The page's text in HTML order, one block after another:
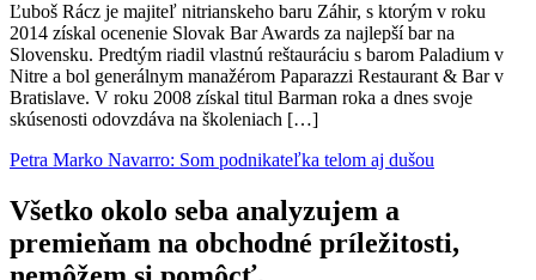
Ľuboš Rácz je majiteľ nitrianskeho baru Záhir, s ktorým v roku
2014 získal ocenenie Slovak Bar Awards za najlepší bar na
Slovensku. Predtým riadil vlastnú reštauráciu s barom Paladium v
Nitre a bol generálnym manažérom Paparazzi Restaurant & Bar v
Bratislave. V roku 2008 získal titul Barman roka a dnes svoje
skúsenosti odovzdáva na školeniach […]
Petra Marko Navarro: Som podnikateľka telom aj dušou
Všetko okolo seba analyzujem a
premieňam na obchodné príležitosti,